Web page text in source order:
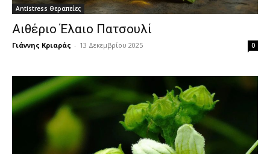
Antistress Θεραπείες
Αιθέριο Έλαιο Πατσουλί
Γιάννης Κριαράς - 13 Δεκεμβρίου 2025 0